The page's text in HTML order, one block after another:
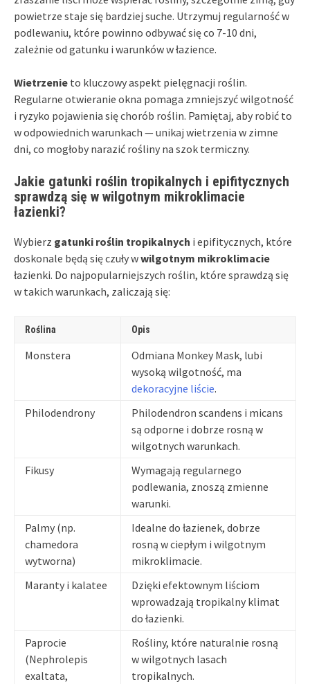
powietrze staje się bardziej suche. Utrzymuj regularność w
podlewaniu, które powinno odbywać się co 7-10 dni,
zależnie od gatunku i warunków w łazience.
Wietrzenie to kluczowy aspekt pielęgnacji roślin.
Regularne otwieranie okna pomaga zmniejszyć wilgotność
i ryzyko pojawienia się chorób roślin. Pamiętaj, aby robić to
w odpowiednich warunkach — unikaj wietrzenia w zimne
dni, co mogłoby narazić rośliny na szok termiczny.
Jakie gatunki roślin tropikalnych i epifitycznych
sprawdzą się w wilgotnym mikroklimacie
łazienki?
Wybierz gatunki roślin tropikalnych i epifitycznych, które
doskonale będą się czuły wwilgotnym mikroklimacie
łazienki. Do najpopularniejszych roślin, które sprawdzą się
w takich warunkach, zaliczają się:
Roślina Opis
Monstera
Odmiana Monkey Mask, lubi
wysoką wilgotność, ma
dekoracyjne liście.
Philodendrony
Philodendron scandens i micans
są odporne i dobrze rosną w
wilgotnych warunkach.
Fikusy
Wymagają regularnego
podlewania, znoszą zmienne
warunki.
Palmy (np.
chamedora
wytworna)
Idealne do łazienek, dobrze
rosną w ciepłym i wilgotnym
mikroklimacie.
Maranty i kalatee
Dzięki efektownym liściom
wprowadzają tropikalny klimat
do łazienki.
Paprocie
(Nephrolepis
exaltata,
Rośliny, które naturalnie rosną
w wilgotnych lasach
tropikalnych.